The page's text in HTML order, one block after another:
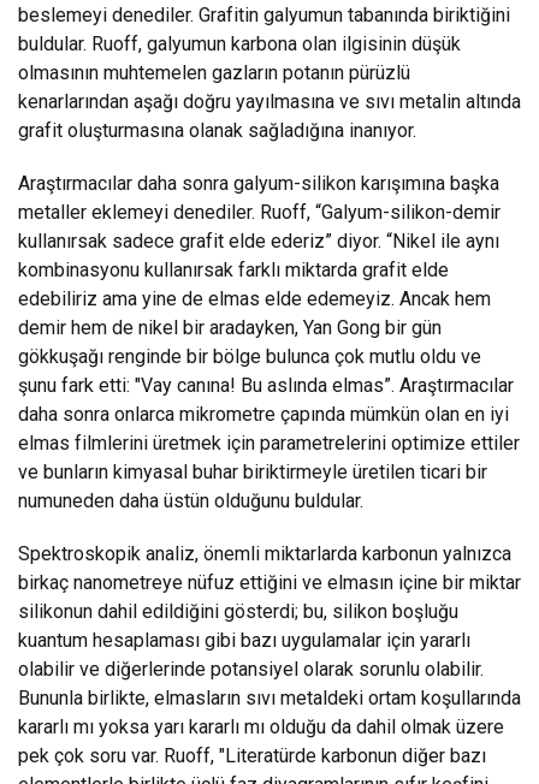
beslemeyi denediler. Grafitin galyumun tabanında biriktiğini
buldular. Ruoff, galyumun karbona olan ilgisinin düşük
olmasının muhtemelen gazların potanın pürüzlü
kenarlarından aşağı doğru yayılmasına ve sıvı metalin altında
grafit oluşturmasına olanak sağladığına inanıyor.
Araştırmacılar daha sonra galyum-silikon karışımına başka
metaller eklemeyi denediler. Ruoff, “Galyum-silikon-demir
kullanırsak sadece grafit elde ederiz” diyor. “Nikel ile aynı
kombinasyonu kullanırsak farklı miktarda grafit elde
edebiliriz ama yine de elmas elde edemeyiz. Ancak hem
demir hem de nikel bir aradayken, Yan Gong bir gün
gökkuşağı renginde bir bölge bulunca çok mutlu oldu ve
şunu fark etti: "Vay canına! Bu aslında elmas”. Araştırmacılar
daha sonra onlarca mikrometre çapında mümkün olan en iyi
elmas filmlerini üretmek için parametrelerini optimize ettiler
ve bunların kimyasal buhar biriktirmeyle üretilen ticari bir
numuneden daha üstün olduğunu buldular.
Spektroskopik analiz, önemli miktarlarda karbonun yalnızca
birkaç nanometreye nüfuz ettiğini ve elmasın içine bir miktar
silikonun dahil edildiğini gösterdi; bu, silikon boşluğu
kuantum hesaplaması gibi bazı uygulamalar için yararlı
olabilir ve diğerlerinde potansiyel olarak sorunlu olabilir.
Bununla birlikte, elmasların sıvı metaldeki ortam koşullarında
kararlı mı yoksa yarı kararlı mı olduğu da dahil olmak üzere
pek çok soru var. Ruoff, "Literatürde karbonun diğer bazı